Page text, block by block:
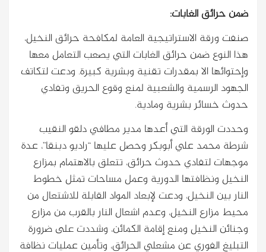
ضمن حرائق الغابات:
صنفت ورقة الاستراتيجية العامة لمكافحة حرائق النخيل،
هذا النوع ضمن حرائق الغابات التي يصعب التعامل معها
وإحتوائها الا بمقدرات تقنية وبشرية كبيرة. ودعت لتكاتف
الجهود الرسمية والشعبية لمنع وقوع الحريق وتفادي
حدوث خسائر بشرية ومادية.
وحددت الورقة التي أعدها مدير مطافي دلقو النقيب
شرطة محمد علي أبوبكر وحصل عليها “راديو دبنقا”، عدة
موجهات لتفادي حدوث حرائق، تتعلق بالاهتمام بمزارع
النخيل ونظافتها الدورية وعمل مساحات تمثل خطوط
النار بين النخيل، ودعت لإبعاد المواد القابلة للاشتعال من
محيط مزارع النخيل، وعدم اشعال النار بالقرب من مزارع
وجنائن النخيل ومنع إقامة الكمائن، وشددت على ضرورة
التبليغ الفوري عن مشعلي الحرائق، وتأمين عمليات نظافة